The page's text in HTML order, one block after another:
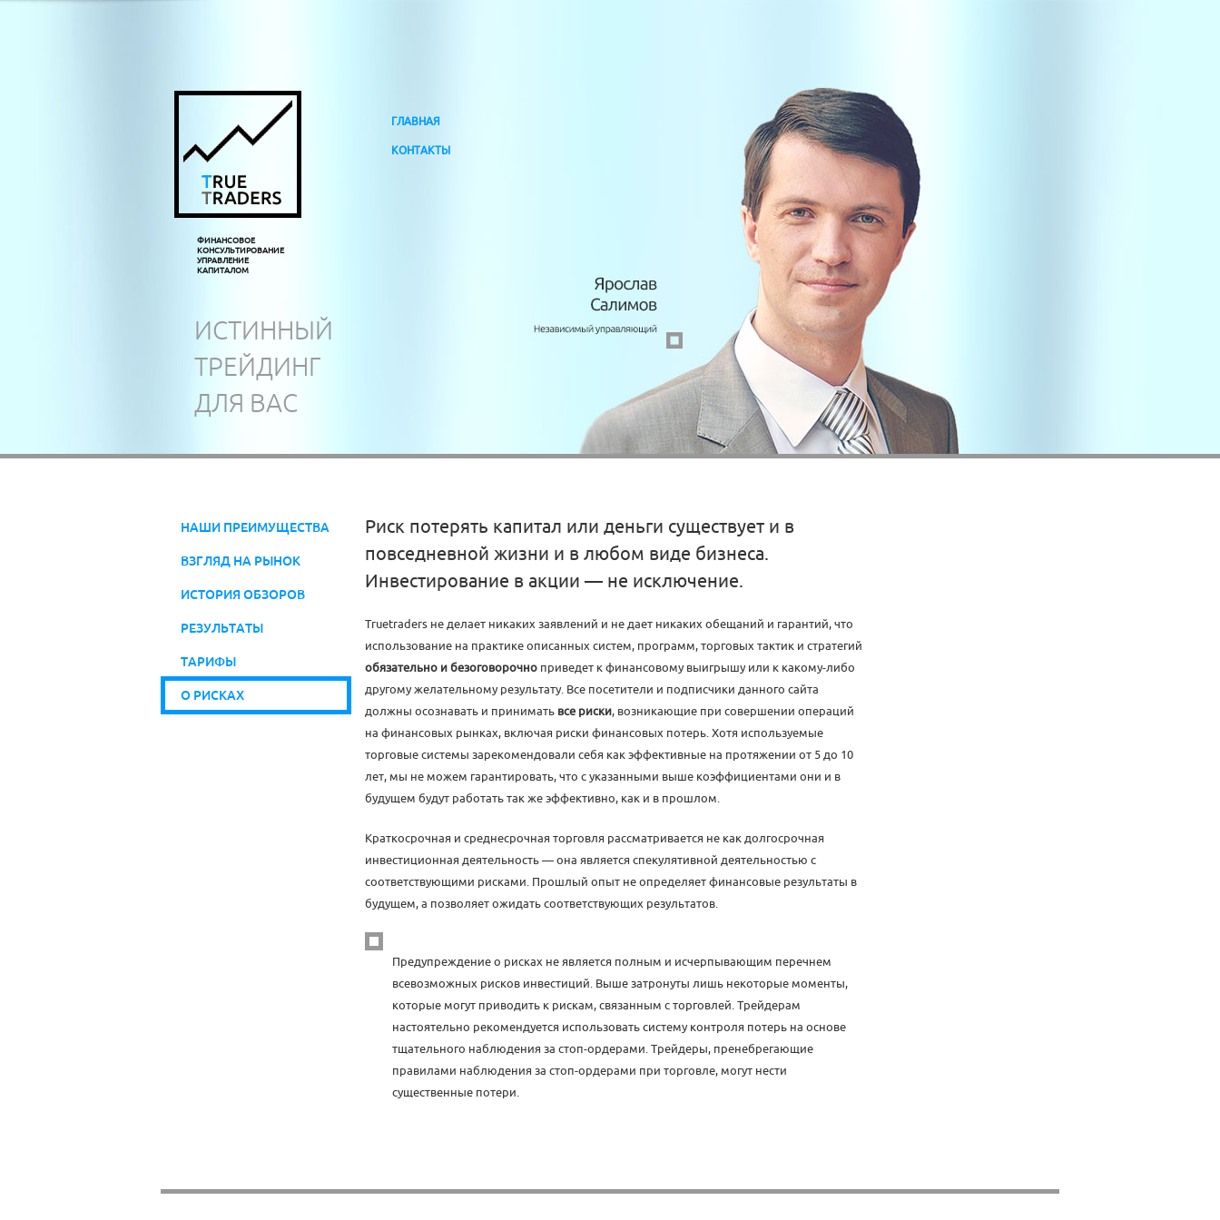
ФИНАНСОВОЕ
КОНСУЛЬТИРОВАНИЕ
УПРАВЛЕНИЕ
КАПИТАЛОМ
ИСТИННЫЙ
ТРЕЙДИНГ
ДЛЯ ВАС
ГЛАВНАЯ
КОНТАКТЫ
НАШИ ПРЕИМУЩЕСТВА
ВЗГЛЯД НА РЫНОК
ИСТОРИЯ ОБЗОРОВ
РЕЗУЛЬТАТЫ
ТАРИФЫ
О РИСКАХ
Риск потерять капитал или деньги существует и в
повседневной жизни и в любом виде бизнеса.
Инвестирование в акции — не исключение.
Truetraders не делает никаких заявлений и не дает никаких обещаний и гарантий, что
использование на практике описанных систем, программ, торговых тактик и стратегий
обязательно и безоговорочно приведет к финансовому выигрышу или к какому-либо
другому желательному результату. Все посетители и подписчики данного сайта
должны осознавать и принимать все риски, возникающие при совершении операций
на финансовых рынках, включая риски финансовых потерь. Хотя используемые
торговые системы зарекомендовали себя как эффективные на протяжении от 5 до 10
лет, мы не можем гарантировать, что с указанными выше коэффициентами они и в
будущем будут работать так же эффективно, как и в прошлом.
Краткосрочная и среднесрочная торговля рассматривается не как долгосрочная
инвестиционная деятельность — она является спекулятивной деятельностью с
соответствующими рисками. Прошлый опыт не определяет финансовые результаты в
будущем, а позволяет ожидать соответствующих результатов.
Предупреждение о рисках не является полным и исчерпывающим перечнем
всевозможных рисков инвестиций. Выше затронуты лишь некоторые моменты,
которые могут приводить к рискам, связанным с торговлей. Трейдерам
настоятельно рекомендуется использовать систему контроля потерь на основе
тщательного наблюдения за стоп-ордерами. Трейдеры, пренебрегающие
правилами наблюдения за стоп-ордерами при торговле, могут нести
существенные потери.